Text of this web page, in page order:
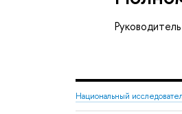
Национальный